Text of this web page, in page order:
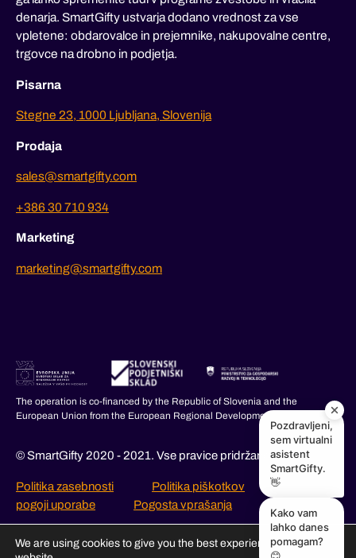
denarja. SmartGifty ustvarja dodano vrednost za vse
vpletene: obdarovalce in prejemnike, nakupovalne centre,
trgovce na drobno in podjetja.
Pisarna
Stegne 23, 1000 Ljubljana, Slovenija
Prodaja
sales@smartgifty.com
+386 30 710 934
Marketing
marketing@smartgifty.com
The operation is co-financed by the Republic of Slovenia and the
European Union from the European Regional Development Fund.
© SmartGifty 2020 - 2021. Vse pravice pridržane.
Politika zasebnosti Politika piškotkov
pogoji uporabe
Pogosta vprašanja
We are using cookies to give you the best experience on our
Pozdravljeni,
sem virtualni
asistent
SmartGifty.
👋
Kako vam
lahko danes
pomagam?